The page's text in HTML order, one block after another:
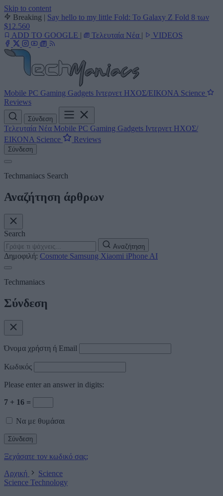
Skip to content
Breaking | Say hello to my little Fold: Το Galaxy Z Fold 8 των
$12.560
ADD TO GOOGLE | Τελευταία Νέα | VIDEOS
Mobile PC Gaming Gadgets Ιντερνετ ΗΧΟΣ/ΕΙΚΟΝΑ Science
Reviews
Σύνδεση
Τελευταία Νέα Mobile PC Gaming Gadgets Ιντερνετ ΗΧΟΣ/
ΕΙΚΟΝΑ Science Reviews
Σύνδεση
Techmaniacs Search
Αναζήτηση άρθρων
Search
Αναζήτηση
Δημοφιλή: Cosmote Samsung Xiaomi iPhone AI
Techmaniacs
Σύνδεση
Όνομα χρήστη ή Email
Κωδικός
Please enter an answer in digits:
7 + 16 =
Να με θυμάσαι
Ξεχάσατε τον κωδικό σας;
Αρχική
Science
Science Technology